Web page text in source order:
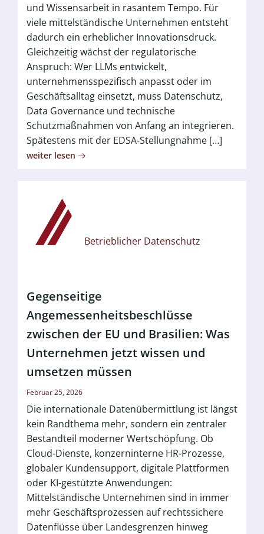
und Wissensarbeit in rasantem Tempo. Für
viele mittelständische Unternehmen entsteht
dadurch ein erheblicher Innovationsdruck.
Gleichzeitig wächst der regulatorische
Anspruch: Wer LLMs entwickelt,
unternehmensspezifisch anpasst oder im
Geschäftsalltag einsetzt, muss Datenschutz,
Data Governance und technische
Schutzmaßnahmen von Anfang an integrieren.
Spätestens mit der EDSA-Stellungnahme […]
weiter lesen
Betrieblicher Datenschutz
Gegenseitige
Angemessenheitsbeschlüsse
zwischen der EU und Brasilien: Was
Unternehmen jetzt wissen und
umsetzen müssen
Februar 25, 2026
Die internationale Datenübermittlung ist längst
kein Randthema mehr, sondern ein zentraler
Bestandteil moderner Wertschöpfung. Ob
Cloud-Dienste, konzerninterne HR-Prozesse,
globaler Kundensupport, digitale Plattformen
oder KI-gestützte Anwendungen:
Mittelständische Unternehmen sind in immer
mehr Geschäftsprozessen auf rechtssichere
Datenflüsse über Landesgrenzen hinweg